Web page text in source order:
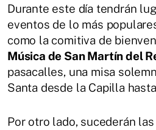
Durante este día tendrán
eventos de lo más
como la comitiva de
Música de San Martín del
pasacalles, una misa
Santa desde la Capilla
Por otro lado, sucederán